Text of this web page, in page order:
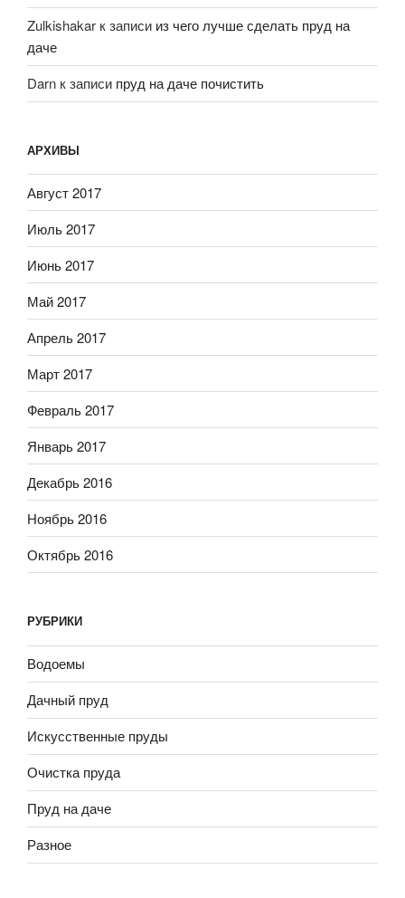
Zulkishakar к записи из чего лучше сделать пруд на
даче
Darn к записи пруд на даче почистить
АРХИВЫ
Август 2017
Июль 2017
Июнь 2017
Май 2017
Апрель 2017
Март 2017
Февраль 2017
Январь 2017
Декабрь 2016
Ноябрь 2016
Октябрь 2016
РУБРИКИ
Водоемы
Дачный пруд
Искусственные пруды
Очистка пруда
Пруд на даче
Разное